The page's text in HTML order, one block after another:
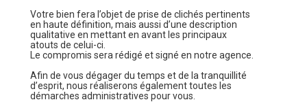
Votre bien fera l’objet de prise de clichés pertinents
en haute définition, mais aussi d’une description
qualitative en mettant en avant les principaux
atouts de celui-ci.
Le compromis sera rédigé et signé en notre agence.
Afin de vous dégager du temps et de la tranquillité
d’esprit, nous réaliserons également toutes les
démarches administratives pour vous.